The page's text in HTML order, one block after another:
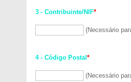
3 - Contribuinte/NIF*
(Necessário
4 - Código Postal*
(Necessário